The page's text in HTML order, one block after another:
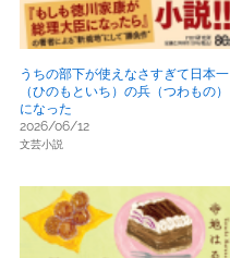
うちの部下が使えなさすぎて日本一
（ひのもといち）の兵（つわもの）
になった
2026/06/12
文芸小説